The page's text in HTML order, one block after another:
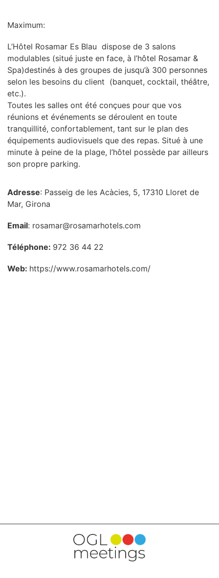
Maximum:
L’Hôtel Rosamar Es Blau dispose de 3 salons
modulables (situé juste en face, à l’hôtel Rosamar &
Spa)destinés à des groupes de jusqu’à 300 personnes
selon les besoins du client (banquet, cocktail, théâtre,
etc.).
Toutes les salles ont été conçues pour que vos
réunions et événements se déroulent en toute
tranquillité, confortablement, tant sur le plan des
équipements audiovisuels que des repas. Situé à une
minute à peine de la plage, l’hôtel possède par ailleurs
son propre parking.
Adresse: Passeig de les Acàcies, 5, 17310 Lloret de
Mar, Girona
Email: rosamar@rosamarhotels.com
Téléphone: 972 36 44 22
Web: https://www.rosamarhotels.com/